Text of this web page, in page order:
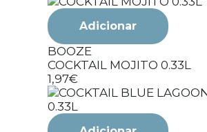
Adicionar
BOOZE
COCKTAIL MOJITO 0.33L
1,97€